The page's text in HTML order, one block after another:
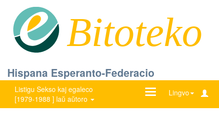
Bitoteko
Hispana Esperanto-Federacio
Listigu Sekso kaj egaleco
[1979-1988 ] laŭ aŭtoro
Lingvo
Ŝanĝu